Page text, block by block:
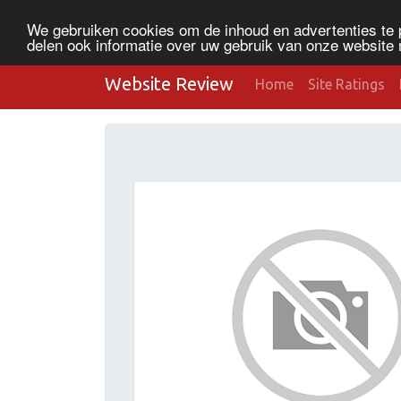
We gebruiken cookies om de inhoud en advertenties
delen ook informatie over uw gebruik van onze
Website Review Home Site Ratings